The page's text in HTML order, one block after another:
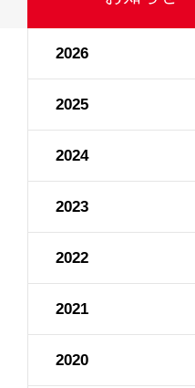
2026
2025
2024
2023
2022
2021
2020